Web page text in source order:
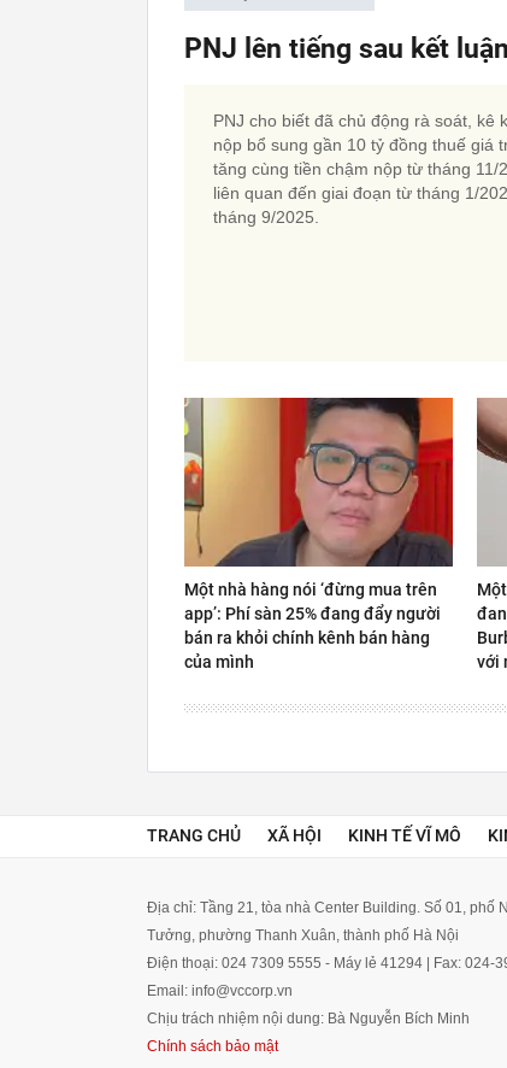
PNJ lên tiếng sau kết
PNJ cho biết đã chủ động rà soát, kê
nộp bổ sung gần 10 tỷ đồng thuế giá
tăng cùng tiền chậm nộp từ tháng 11/
liên quan đến giai đoạn từ tháng 1/
tháng 9/2025.
Một nhà hàng nói ‘đừng mua trên
app’: Phí sàn 25% đang đẩy người
bán ra khỏi chính kênh bán hàng
của mình
với
TRANG CHỦ XÃ HỘI KINH TẾ VĨ MÔ
Địa chỉ: Tầng 21, tòa nhà Center Building. Số 01, phố
Tưởng, phường Thanh Xuân, thành phố Hà Nội
Điện thoại: 024 7309 5555 - Máy lẻ 41294 | Fax: 024-
Email: info@vccorp.vn
Chịu trách nhiệm nội dung: Bà Nguyễn Bích Minh
Chính sách bảo mật